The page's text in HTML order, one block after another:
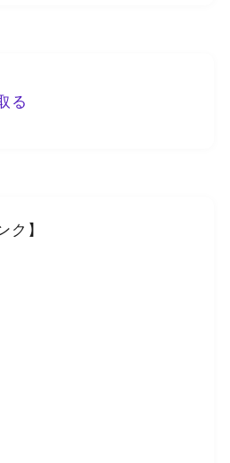
る
ク】